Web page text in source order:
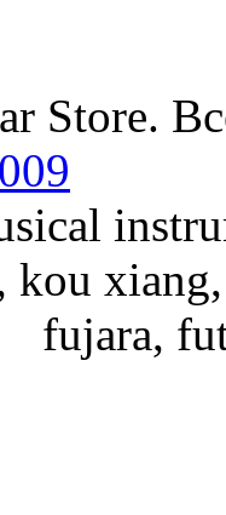
Store.
kou
fujara,